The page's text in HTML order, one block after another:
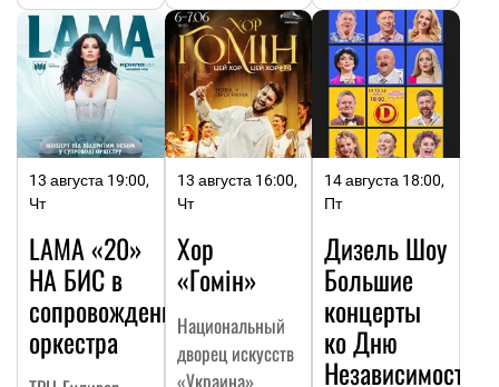
13 августа 19:00,
Чт
LAMA «20»
НА БИC в
сопровождении
оркестра
13 августа 16:00,
Чт
Хор
«Гомін»
Национальный
дворец искусств
«Украина»
14 августа 18:00,
Пт
Дизель Шоу
Большие
концерты
ко Дню
Независимости